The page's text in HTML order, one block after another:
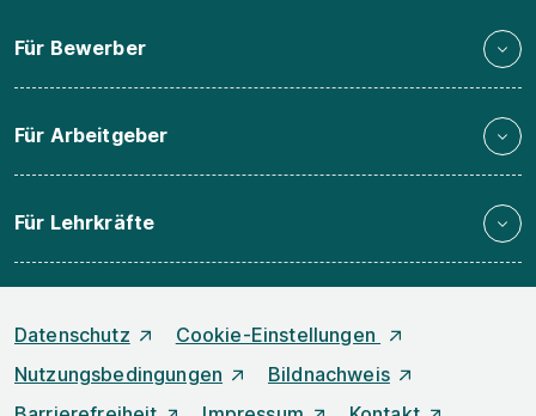
Für Bewerber
Für Arbeitgeber
Für Lehrkräfte
Datenschutz
Cookie-Einstellungen
Nutzungsbedingungen
Bildnachweis